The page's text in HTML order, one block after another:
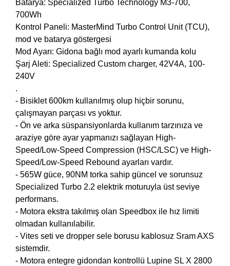
Batarya: Specialized Turbo Technology M3-700,
700Wh
Kontrol Paneli: MasterMind Turbo Control Unit (TCU),
mod ve batarya göstergesi
Mod Ayarı: Gidona bağlı mod ayarlı kumanda kolu
Şarj Aleti: Specialized Custom charger, 42V4A, 100-
240V
.
- Bisiklet 600km kullanılmış olup hiçbir sorunu,
çalışmayan parçası vs yoktur.
- Ön ve arka süspansiyonlarda kullanım tarzınıza ve
araziye göre ayar yapmanızı sağlayan High-
Speed/Low-Speed Compression (HSC/LSC) ve High-
Speed/Low-Speed Rebound ayarları vardır.
- 565W güce, 90NM torka sahip güncel ve sorunsuz
Specialized Turbo 2.2 elektrik moturuyla üst seviye
performans.
- Motora ekstra takılmış olan Speedbox ile hız limiti
olmadan kullanılabilir.
- Vites seti ve dropper sele borusu kablosuz Sram AXS
sistemdir.
- Motora entegre gidondan kontrollü Lupine SL X 2800